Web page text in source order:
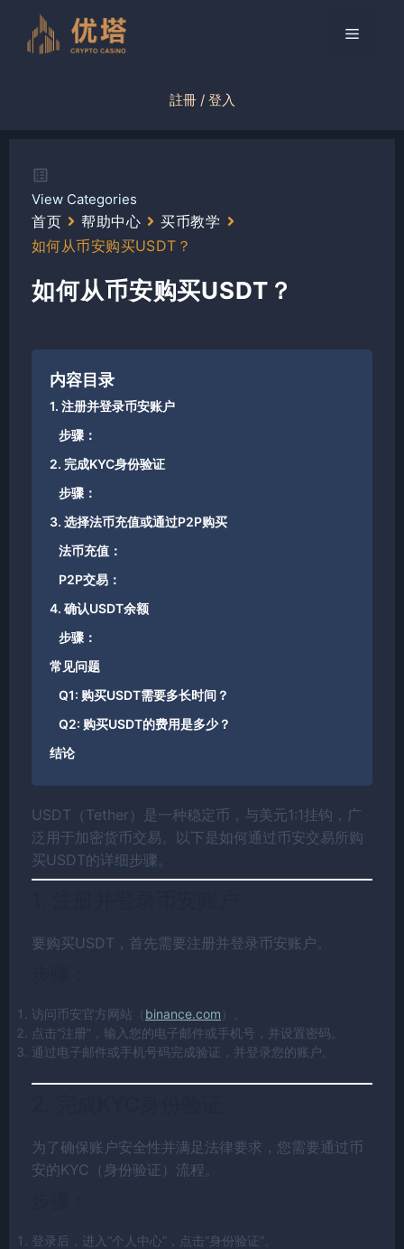
菜
註冊 / 登入
View Categories
首页 帮助中心
买币教学
如何从币安购买USDT？
如何从币安购买USDT？
内容目录
1. 注册并登录币安账户
步骤：
2. 完成KYC身份验证
步骤：
3. 选择法币充值或通过P2P购买
法币充值：
P2P交易：
4. 确认USDT余额
步骤：
常见问题
Q1: 购买USDT需要多长时间？
Q2: 购买USDT的费用是多少？
结论
USDT（Tether）是一种稳定币，与美元1:1挂钩，广
泛用于加密货币交易。以下是如何通过币安交易所购
买USDT的详细步骤。
要购买USDT，首先需要注册并登录币安账户。
访问币安官方网站（ binance.com ）。
点击“注册”，输入您的电子邮件或手机号，并设置密码。
通过电子邮件或手机号码完成验证，并登录您的账户。
为了确保账户安全性并满足法律要求，您需要通过币
安的KYC（身份验证）流程。
登录后，进入“个人中心”，点击“身份验证”。